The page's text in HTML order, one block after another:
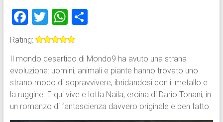
F
a
ce
b
o
ok
T
wi
tt
er
W
h
at
s
A
p
p
C
di
vi
di
Rating:
Il mondo desertico di Mondo9 ha avuto una strana
evoluzione: uomini, animali e piante hanno trovato uno
strano modo di sopravvivere, ibridandosi con il metallo e
la ruggine. E qui vive e lotta Naila, eroina di Dario Tonani, in
un romanzo di fantascienza davvero originale e ben fatto.